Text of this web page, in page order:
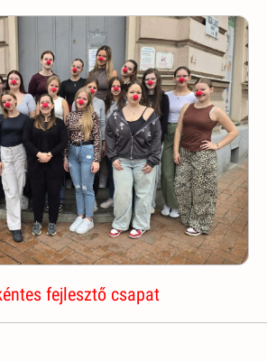
fejlesztő csapat